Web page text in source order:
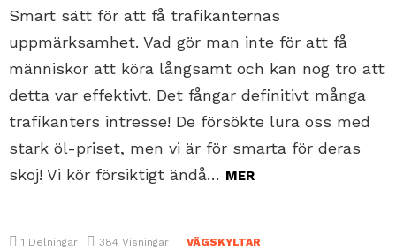
Smart sätt för att få trafikanternas
uppmärksamhet. Vad gör man inte för att få
människor att köra långsamt och kan nog tro att
detta var effektivt. Det fångar definitivt många
trafikanters intresse! De försökte lura oss med
stark öl-priset, men vi är för smarta för deras
skoj! Vi kör försiktigt ändå… MER
1 Delningar 384 Visningar VÄGSKYLTAR